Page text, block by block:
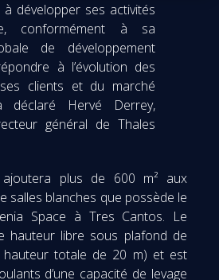
à développer ses activités
conformément à sa
de développement
à l’évolution des
clients et du marché
déclaré Hervé Derrey,
général de Thales
plus de 600 m² aux
salles blanches que possède le
Space à Tres Cantos. Le
hauteur libre sous plafond de
totale de 20 m) et est
d’une capacité de levage